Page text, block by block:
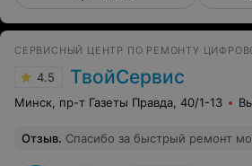
4.5 ТвойСервис
Минск, пр-т Газеты Правда, 40/1-13
Отзыв. Спасибо за быстрый ремонт